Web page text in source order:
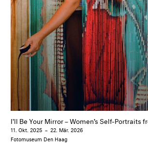
I'll Be Your Mirror – Women’s Self-Portraits
11. Okt. 2025 –22. Mär. 2026
Fotomuseum Den Haag